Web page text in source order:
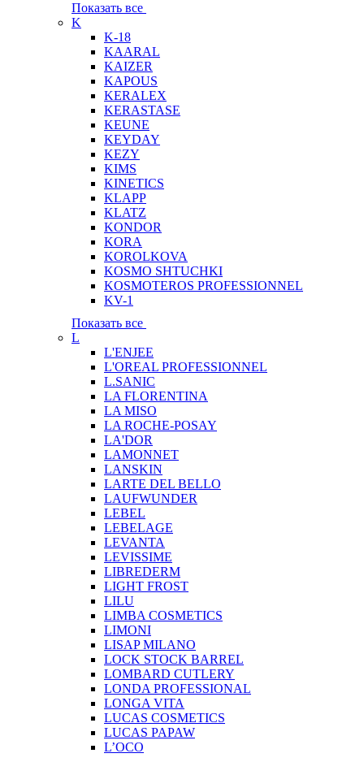
Показать все
K
K-18
KAARAL
KAIZER
KAPOUS
KERALEX
KERASTASE
KEUNE
KEYDAY
KEZY
KIMS
KINETICS
KLAPP
KLATZ
KONDOR
KORA
KOROLKOVA
KOSMO SHTUCHKI
KOSMOTEROS PROFESSIONNEL
KV-1
Показать все
L
L'ENJEE
L'OREAL PROFESSIONNEL
L.SANIC
LA FLORENTINA
LA MISO
LA ROCHE-POSAY
LA'DOR
LAMONNET
LANSKIN
LARTE DEL BELLO
LAUFWUNDER
LEBEL
LEBELAGE
LEVANTA
LEVISSIME
LIBREDERM
LIGHT FROST
LILU
LIMBA COSMETICS
LIMONI
LISAP MILANO
LOCK STOCK BARREL
LOMBARD CUTLERY
LONDA PROFESSIONAL
LONGA VITA
LUCAS COSMETICS
LUCAS PAPAW
L’OCO